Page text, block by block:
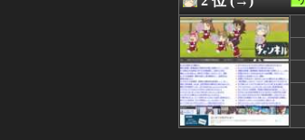
08/08 14:05
08/08 14:02
08/08 14:00
08/08 14:00
08/08 14:00
08/08 13:38
08/08 13:31
08/08 13:30